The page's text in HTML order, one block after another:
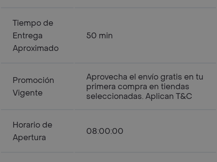
Tiempo de
Entrega
Aproximado
50 min
Promoción
Vigente
Aprovecha el envío gratis en tu
primera compra en tiendas
seleccionadas. Aplican T&C
Horario de
Apertura
08:00:00